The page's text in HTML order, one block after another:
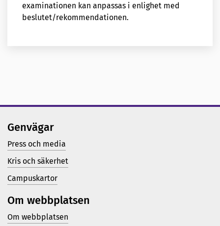
examinationen kan anpassas i enlighet med
beslutet/rekommendationen.
Genvägar
Press och media
Kris och säkerhet
Campuskartor
Om webbplatsen
Om webbplatsen